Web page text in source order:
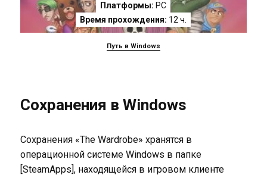
Платформы: PC
Время прохождения: 12 ч.
Путь в Windows
Сохранения в Windows
Сохранения «The Wardrobe» хранятся в
операционной системе Windows в папке
[SteamApps], находящейся в игровом клиенте